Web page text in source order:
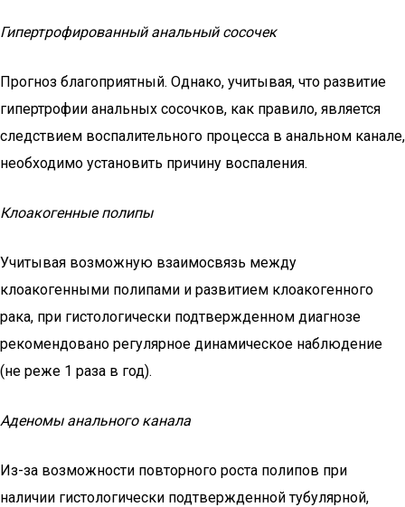
Гипертрофированный анальный сосочек
Прогноз благоприятный. Однако, учитывая, что развитие
гипертрофии анальных сосочков, как правило, является
следствием воспалительного процесса в анальном канале,
необходимо установить причину воспаления.
Клоакогенные полипы
Учитывая возможную взаимосвязь между
клоакогенными полипами и развитием клоакогенного
рака, при гистологически подтвержденном диагнозе
рекомендовано регулярное динамическое наблюдение
(не реже 1 раза в год).
Аденомы анального канала
Из-за возможности повторного роста полипов при
наличии гистологически подтвержденной тубулярной,